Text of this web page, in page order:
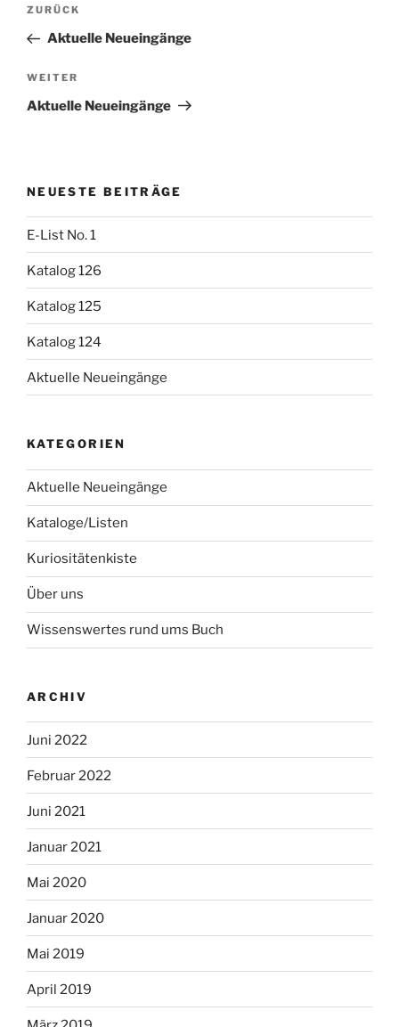
Vorheriger
Beitrag
ZURÜCK
Aktuelle Neueingänge
Nächster
Beitrag
WEITER
Aktuelle Neueingänge
NEUESTE BEITRÄGE
E-List No. 1
Katalog 126
Katalog 125
Katalog 124
Aktuelle Neueingänge
KATEGORIEN
Aktuelle Neueingänge
Kataloge/Listen
Kuriositätenkiste
Über uns
Wissenswertes rund ums Buch
ARCHIV
Juni 2022
Februar 2022
Juni 2021
Januar 2021
Mai 2020
Januar 2020
Mai 2019
April 2019